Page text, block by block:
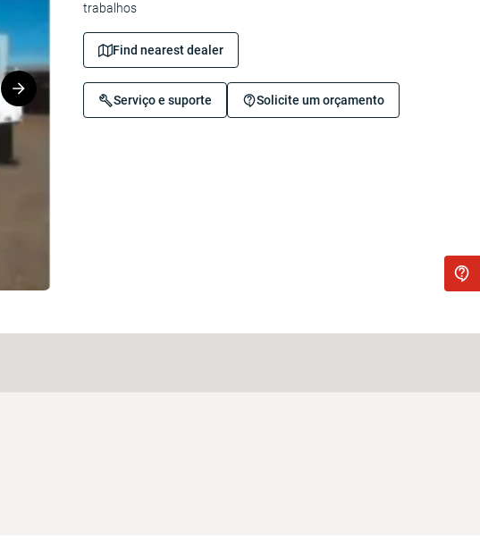
trabalhos
Find nearest dealer
Serviço e suporte Solicite um orçamento